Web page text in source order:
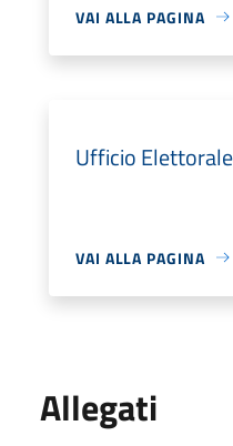
VAI ALLA PAGINA
Ufficio Elettorale
VAI ALLA PAGINA
Allegati